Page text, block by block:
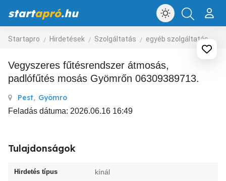
startapró.hu
Startapro Hirdetések Szolgáltatás egyéb szolgáltatás
Vegyszeres fűtésrendszer átmosás,
padlófűtés mosás Gyömrőn 06309389713.
Pest, Gyömro
Feladás dátuma: 2026.06.16 16:49
Tulajdonságok
Hirdetés típus kínál